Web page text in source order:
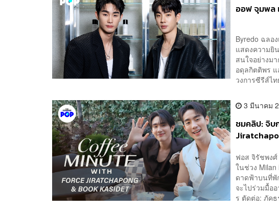
ออฟ จุมพล
Byredo ฉลอ
แสดงความยิ
สนใจอย่างม
อดุลกิตติพร
วงการซีรีส์ไ
3 มีนาคม
ชมคลิป: จิ
ฟอส จิรัชพง
ในช่วง Milan
ดาดฟ้าบนที่พั
จะไปร่วมมื้อ
ร ตัดต่อ: ภัค